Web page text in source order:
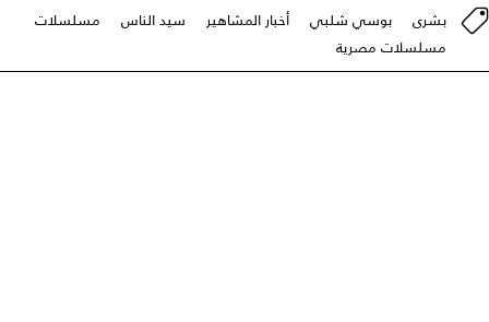
بشرى بوسي شلبي أخبار المشاهير سيد الناس
مسلسلات
مسلسلات مصرية